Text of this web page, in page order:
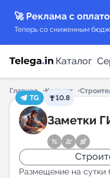
🚀 Реклама с
Теперь со сниженным
Каталог
Каталог каналов
Каталог ботов
Горящие
Главная Каталог
TG
10.8
Заметки
Размещение на сутки